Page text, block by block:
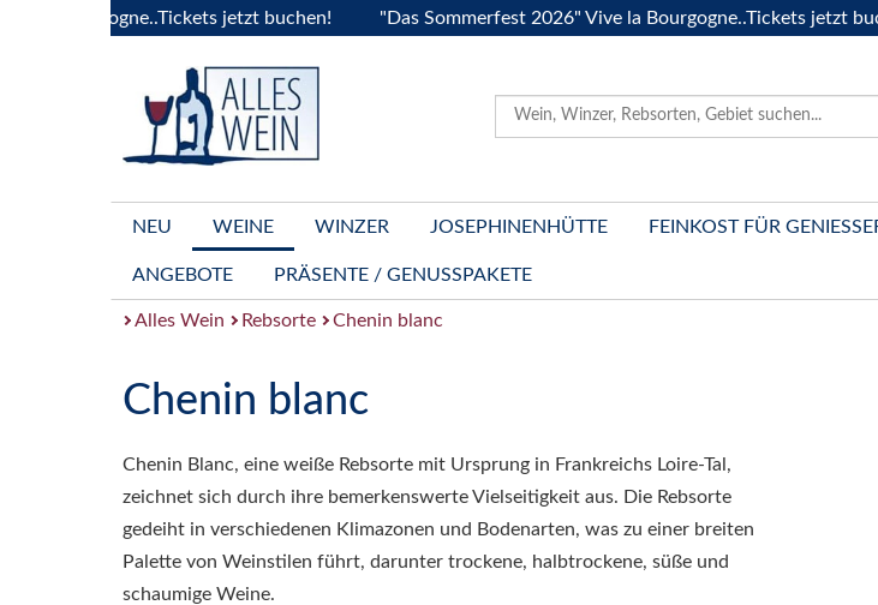
Bourgogne..Tickets jetzt buchen! "Das Sommerfest 2026" Vive la Bourgogne..Tickets jetzt buchen!
NEU WEINE WINZER JOSEPHINENHÜTTE FEINKOST FÜR GENIESSER
ANGEBOTE PRÄSENTE / GENUSSPAKETE
Alles Wein Rebsorte Chenin blanc
Chenin blanc
Chenin Blanc, eine weiße Rebsorte mit Ursprung in Frankreichs Loire-Tal,
zeichnet sich durch ihre bemerkenswerte Vielseitigkeit aus. Die Rebsorte
gedeiht in verschiedenen Klimazonen und Bodenarten, was zu einer breiten
Palette von Weinstilen führt, darunter trockene, halbtrockene, süße und
schaumige Weine.